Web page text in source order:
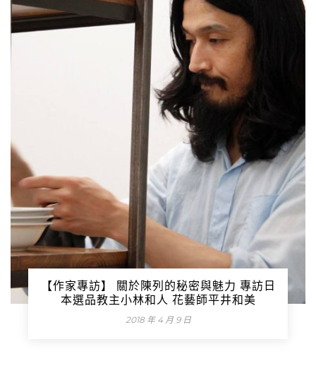
【作家專訪】 關於陳列的秘密與魅力 專訪日
本選品教主小林和人 花藝師平井和美
2018 年 4 月 9 日